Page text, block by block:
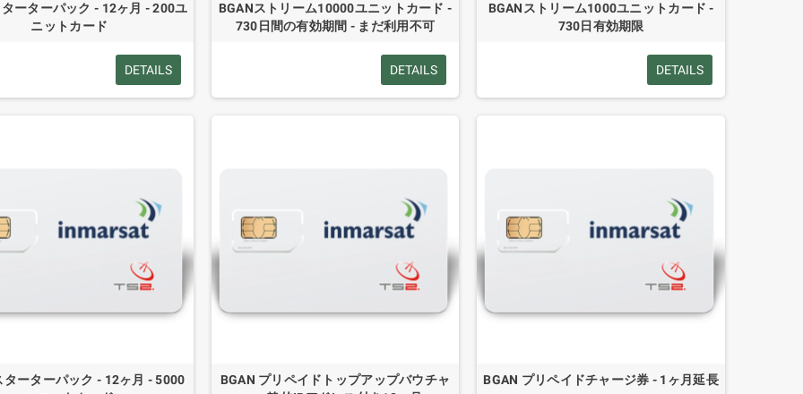
ーターパック - 12ヶ月 - 200ユ
ニットカード
DETAILS
BGANストリーム10000ユニットカード -
730日間の有効期間 - まだ利用不可
DETAILS
BGANストリーム1000ユニットカード -
730日有効期限
DETAILS
ターターパック - 12ヶ月 - 5000
BGAN プリペイドトップアップバウチャ
BGAN プリペイドチャージ券 - 1ヶ月延長